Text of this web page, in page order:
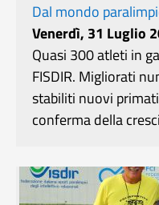
Dal mondo
Venerdì, 31 Luglio
Quasi 300 atleti in
FISDIR. Migliorati
stabiliti nuovi
conferma della